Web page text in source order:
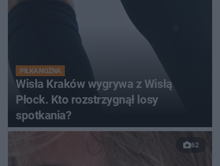
PIŁKA NOŻNA
Wisła Kraków wygrywa z Wisłą
Płock. Kto rozstrzygnął losy
spotkania?
62